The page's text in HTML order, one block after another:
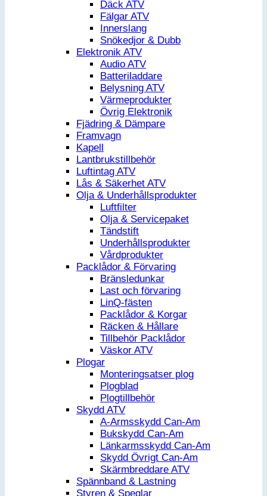
Däck ATV
Fälgar ATV
Innerslang
Snökedjor & Dubb
Elektronik ATV
Audio ATV
Batteriladdare
Belysning ATV
Värmeprodukter
Övrig Elektronik
Fjädring & Dämpare
Framvagn
Kapell
Lantbrukstillbehör
Luftintag ATV
Lås & Säkerhet ATV
Olja & Underhållsprodukter
Luftfilter
Olja & Servicepaket
Tändstift
Underhållsprodukter
Vårdprodukter
Packlådor & Förvaring
Bränsledunkar
Last och förvaring
LinQ-fästen
Packlådor & Korgar
Räcken & Hållare
Tillbehör Packlådor
Väskor ATV
Plogar
Monteringsatser plog
Plogblad
Plogtillbehör
Skydd ATV
A-Armsskydd Can-Am
Bukskydd Can-Am
Länkarmsskydd Can-Am
Skydd Övrigt Can-Am
Skärmbreddare ATV
Spännband & Lastning
Styren & Speglar